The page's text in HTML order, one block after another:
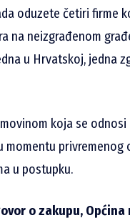
oduzete četiri firme
na neizgrađenom
u Hrvatskoj, jedna
koja se
privremenog
u postupku.
o zakupu,